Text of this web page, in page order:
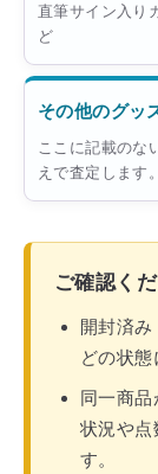
直筆サイン入り
ど
その他のグッ
ここに記載のな
えで査定します。
ご確認く
開封済
どの状態
同一商
状況や点
す。